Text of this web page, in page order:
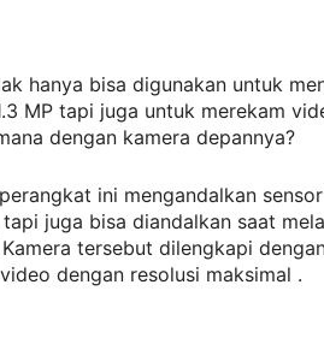
hanya bisa digunakan untuk
MP tapi juga untuk merekam
dengan kamera depannya?
ini mengandalkan
juga bisa diandalkan saat
tersebut dilengkapi
dengan resolusi maksimal .